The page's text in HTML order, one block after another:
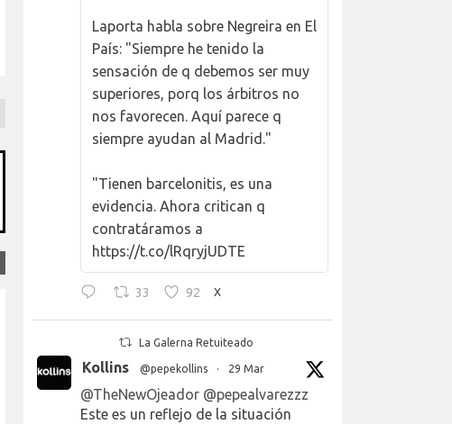
Laporta habla sobre Negreira en El
País: "Siempre he tenido la
sensación de q debemos ser muy
superiores, porq los árbitros no
nos favorecen. Aquí parece q
siempre ayudan al Madrid."
"Tienen barcelonitis, es una
evidencia. Ahora critican q
contratáramos a
https://t.co/lRqryjUDTE
33 92 X
La Galerna Retuiteado
Kollins @pepekollins · 29 Mar
@TheNewOjeador @pepealvarezzz
Este es un reflejo de la situación